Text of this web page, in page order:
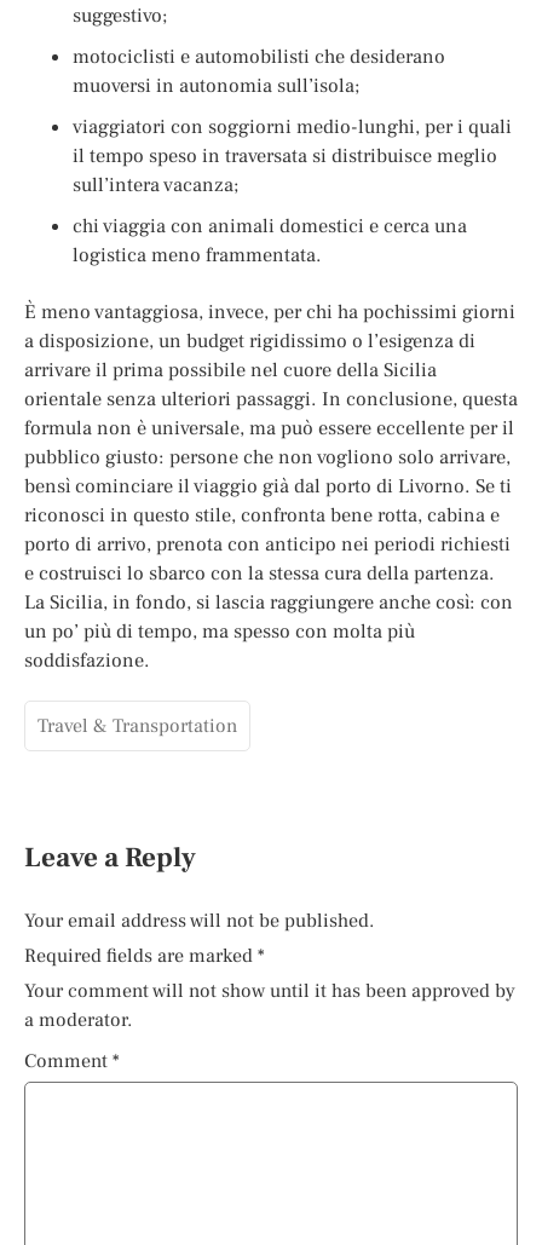
suggestivo;
motociclisti e automobilisti che desiderano
muoversi in autonomia sull’isola;
viaggiatori con soggiorni medio-lunghi, per i quali
il tempo speso in traversata si distribuisce meglio
sull’intera vacanza;
chi viaggia con animali domestici e cerca una
logistica meno frammentata.
È meno vantaggiosa, invece, per chi ha pochissimi giorni
a disposizione, un budget rigidissimo o l’esigenza di
arrivare il prima possibile nel cuore della Sicilia
orientale senza ulteriori passaggi. In conclusione, questa
formula non è universale, ma può essere eccellente per il
pubblico giusto: persone che non vogliono solo arrivare,
bensì cominciare il viaggio già dal porto di Livorno. Se ti
riconosci in questo stile, confronta bene rotta, cabina e
porto di arrivo, prenota con anticipo nei periodi richiesti
e costruisci lo sbarco con la stessa cura della partenza.
La Sicilia, in fondo, si lascia raggiungere anche così: con
un po’ più di tempo, ma spesso con molta più
soddisfazione.
Travel & Transportation
Leave a Reply
Your email address will not be published.
Required fields are marked *
Your comment will not show until it has been approved by
a moderator.
Comment *